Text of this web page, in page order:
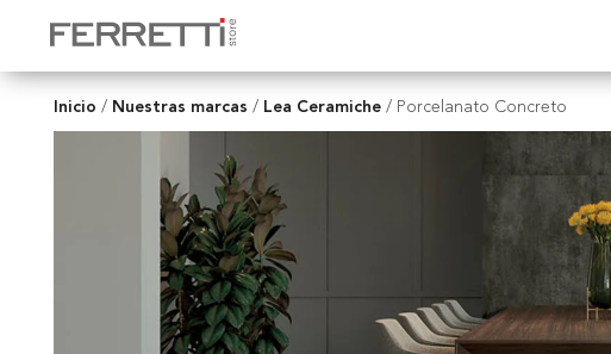
Inicio / Nuestras marcas / Lea Ceramiche / Porcelanato Concreto